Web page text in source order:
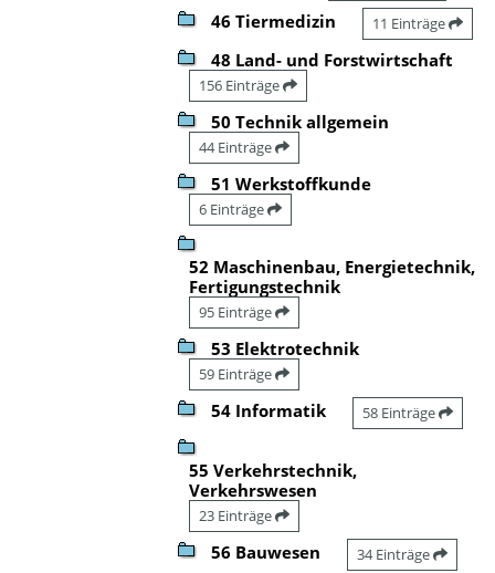
46 Tiermedizin 11 Einträge
48 Land- und Forstwirtschaft
156 Einträge
50 Technik allgemein
44 Einträge
51 Werkstoffkunde
6 Einträge
52 Maschinenbau, Energietechnik,
Fertigungstechnik
95 Einträge
53 Elektrotechnik
59 Einträge
54 Informatik 58 Einträge
55 Verkehrstechnik,
Verkehrswesen
23 Einträge
56 Bauwesen 34 Einträge